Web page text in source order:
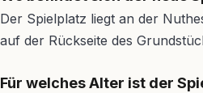
Der Spielplatz liegt an der
auf der Rückseite des
Für welches Alter ist der